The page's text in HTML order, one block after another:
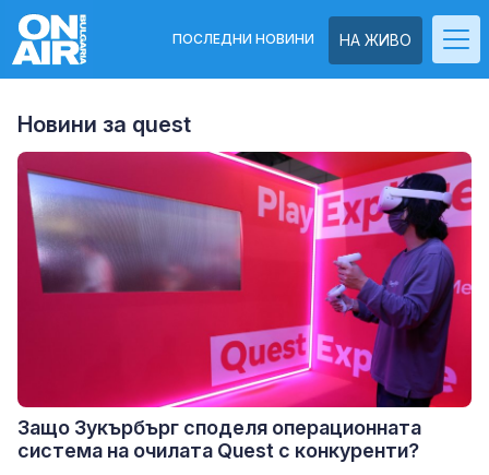
НА ЖИВО
ПОСЛЕДНИ НОВИНИ
Новини за quest
Защо Зукърбърг споделя операционната
система на очилата Quest с конкуренти?